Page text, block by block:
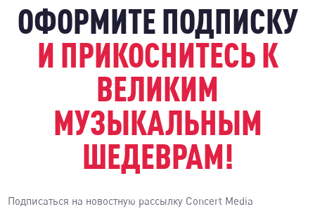
ОФОРМИТЕ ПОДПИСКУ
И ПРИКОСНИТЕСЬ К
ВЕЛИКИМ
МУЗЫКАЛЬНЫМ
ШЕДЕВРАМ!
Подписаться на новостную рассылку Concert Media